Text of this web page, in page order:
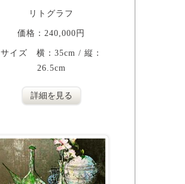
リトグラフ
価格：240,000円
サイズ 横：35cm / 縦：
26.5cm
詳細を見る